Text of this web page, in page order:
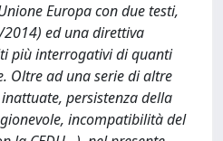
Europa con due testi,
ed una direttiva
più interrogativi di quanti
Oltre ad una serie di altre
persistenza della
incompatibilità del